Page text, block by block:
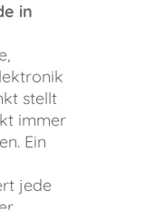
in
stellt
immer
Ein
jede